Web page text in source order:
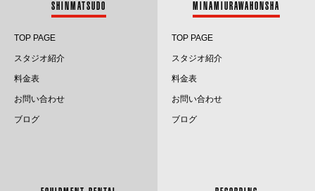
2024.6
SHINMATSUDO
TOP PAGE
スタジオ紹介
料金表
お問い合わせ
ブログ
MINAMIURAWAHONSHA
TOP PAGE
スタジオ紹介
料金表
お問い合わせ
ブログ